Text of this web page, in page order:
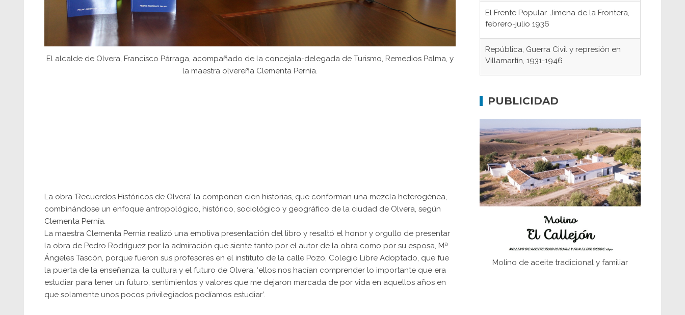
El alcalde de Olvera, Francisco Párraga, acompañado de la concejala-delegada de Turismo, Remedios Palma, y
la maestra olvereña Clementa Pernía.
La obra ‘Recuerdos Históricos de Olvera’ la componen cien historias, que conforman una mezcla heterogénea,
combinándose un enfoque antropológico, histórico, sociológico y geográfico de la ciudad de Olvera, según
Clementa Pernía.
La maestra Clementa Pernía realizó una emotiva presentación del libro y resaltó el honor y orgullo de presentar
la obra de Pedro Rodríguez por la admiración que siente tanto por el autor de la obra como por su esposa, Mª
Ángeles Tascón, porque fueron sus profesores en el instituto de la calle Pozo, Colegio Libre Adoptado, que fue
la puerta de la enseñanza, la cultura y el futuro de Olvera, ‘ellos nos hacían comprender lo importante que era
estudiar para tener un futuro, sentimientos y valores que me dejaron marcada de por vida en aquellos años en
que solamente unos pocos privilegiados podíamos estudiar’.
El Frente Popular. Jimena de la Frontera,
febrero-julio 1936
República, Guerra Civil y represión en
Villamartín, 1931-1946
concentración nazis
fundaciones de Bornos
El Frente Popular. Ubrique, febrero-julio
1936
Juntar las letras. La alfabetización en el
campo: del afán de saber a la
Historia y vivencias del poblado de Los
PUBLICIDAD
Molino de aceite tradicional y familiar